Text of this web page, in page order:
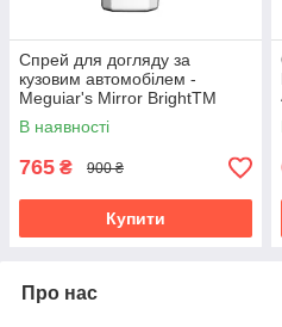
Спрей для догляду за
кузовим автомобілем -
Meguiar's Mirror BrightTM
Spray Detailer 650 мл.
(MB0322EU)
В наявності
765 ₴ 900 ₴
Купити
Про нас